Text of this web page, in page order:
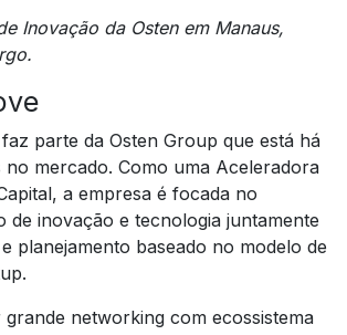
Inovação da Osten em Manaus,
parte da Osten Group que está há
no mercado. Como uma Aceleradora
a empresa é focada no
de inovação e tecnologia juntamente
planejamento baseado no modelo de
grande networking com ecossistema